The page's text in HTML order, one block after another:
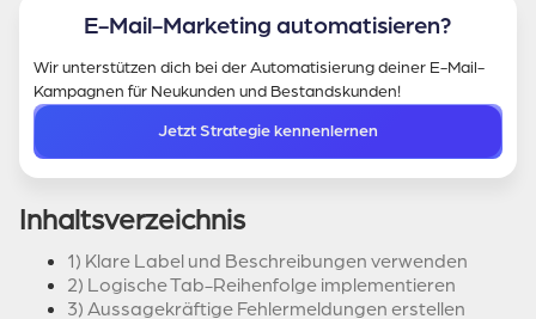
E-Mail-Marketing automatisieren?
Wir unterstützen dich bei der Automatisierung deiner E-Mail-
Kampagnen für Neukunden und Bestandskunden!
Jetzt Strategie kennenlernen
Inhaltsverzeichnis
1) Klare Label und Beschreibungen verwenden
2) Logische Tab-Reihenfolge implementieren
3) Aussagekräftige Fehlermeldungen erstellen